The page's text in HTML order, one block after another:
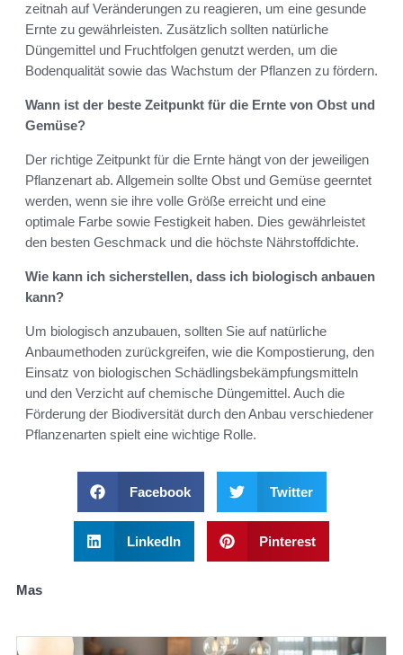
zeitnah auf Veränderungen zu reagieren, um eine gesunde
Ernte zu gewährleisten. Zusätzlich sollten natürliche
Düngemittel und Fruchtfolgen genutzt werden, um die
Bodenqualität sowie das Wachstum der Pflanzen zu fördern.
Wann ist der beste Zeitpunkt für die Ernte von Obst und
Gemüse?
Der richtige Zeitpunkt für die Ernte hängt von der jeweiligen
Pflanzenart ab. Allgemein sollte Obst und Gemüse geerntet
werden, wenn sie ihre volle Größe erreicht und eine
optimale Farbe sowie Festigkeit haben. Dies gewährleistet
den besten Geschmack und die höchste Nährstoffdichte.
Wie kann ich sicherstellen, dass ich biologisch anbauen
kann?
Um biologisch anzubauen, sollten Sie auf natürliche
Anbaumethoden zurückgreifen, wie die Kompostierung, den
Einsatz von biologischen Schädlingsbekämpfungsmitteln
und den Verzicht auf chemische Düngemittel. Auch die
Förderung der Biodiversität durch den Anbau verschiedener
Pflanzenarten spielt eine wichtige Rolle.
Facebook Twitter
LinkedIn Pinterest
Mas